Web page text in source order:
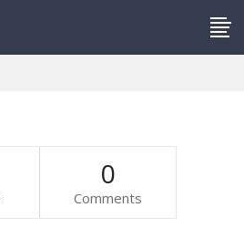
0
Comments